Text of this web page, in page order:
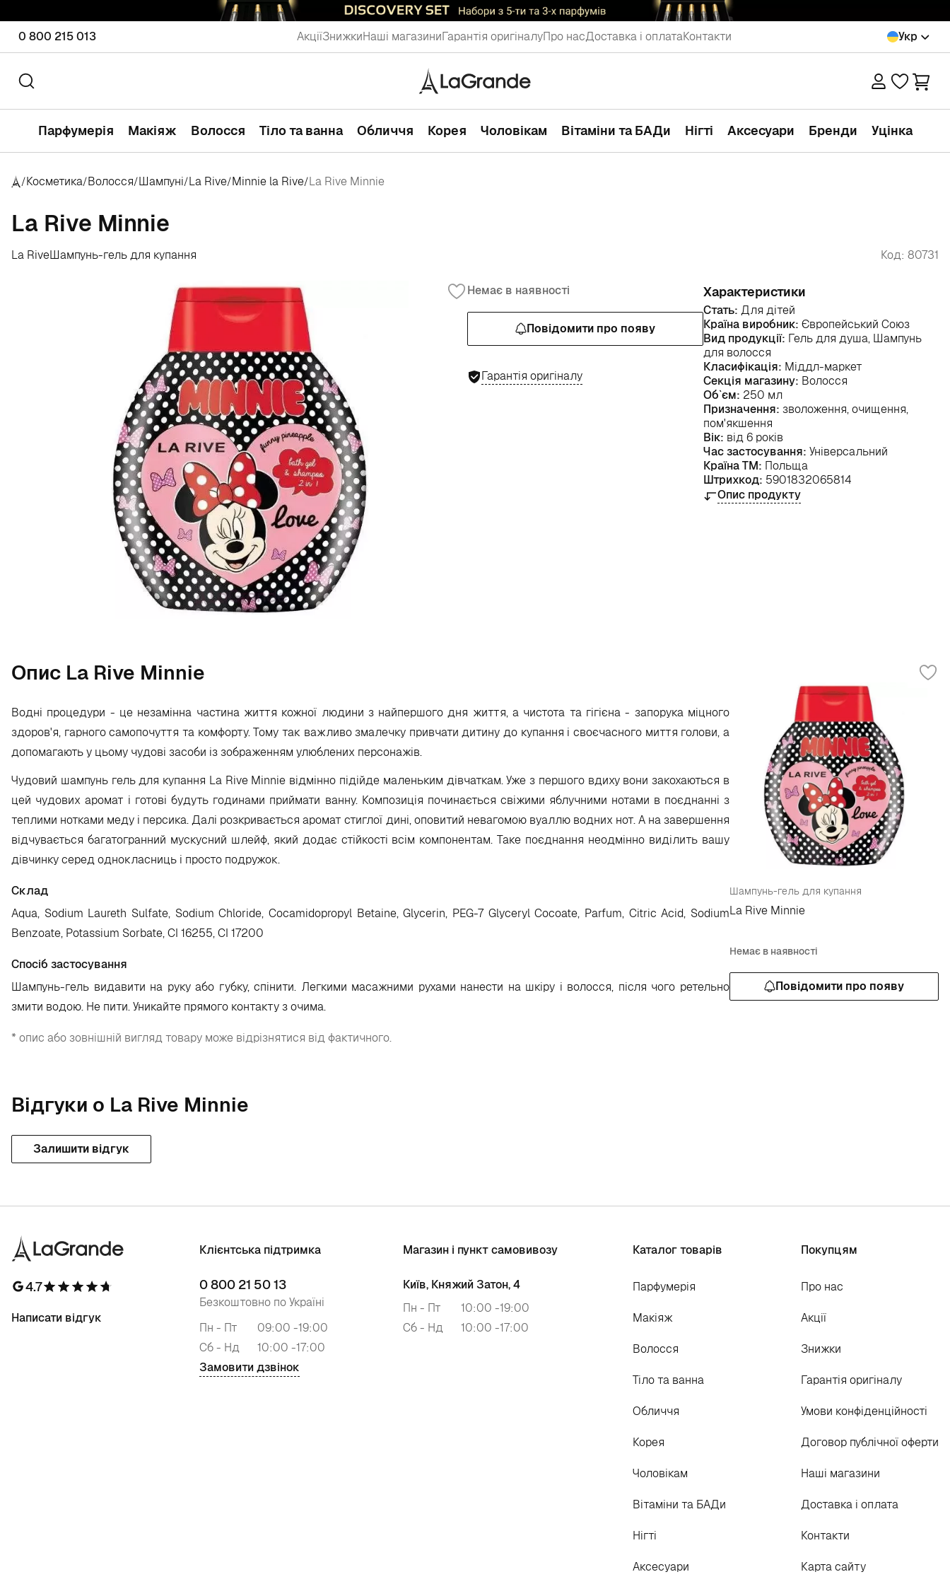
0 800 215 013 АкціїЗнижкиНаші магазиниГарантія оригіналуПро насДоставка і оплатаКонтакти Укр
Парфумерія Макіяж Волосся Тіло та ванна Обличчя Корея Чоловікам Вітаміни та БАДи Нігті Аксесуари Бренди Уцінка
/Косметика/Волосся/Шампуні/La Rive/Minnie la Rive/La Rive Minnie
La Rive Minnie
La RiveШампунь-гель для купання Код: 80731
Немає в наявності
Повідомити про появу
Гарантія оригіналу
Характеристики
Стать: Для дітей
Країна виробник: Європейський Союз
Вид продукції: Гель для душа, Шампунь
для волосся
Класифікація: Міддл-маркет
Секція магазину: Волосся
Об`єм: 250 мл
Призначення: зволоження, очищення,
пом'якшення
Вік: від 6 років
Час застосування: Універсальний
Країна ТМ: Польща
Штрихкод: 5901832065814
Опис продукту
Опис La Rive Minnie
Водні процедури - це незамінна частина життя кожної людини з найпершого дня життя, а чистота та гігієна - запорука міцного
здоров'я, гарного самопочуття та комфорту. Тому так важливо змалечку привчати дитину до купання і своєчасного миття голови, а
допомагають у цьому чудові засоби із зображенням улюблених персонажів.
Чудовий шампунь гель для купання La Rive Minnie відмінно підійде маленьким дівчаткам. Уже з першого вдиху вони закохаються в
цей чудових аромат і готові будуть годинами приймати ванну. Композиція починається свіжими яблучними нотами в поєднанні з
теплими нотками меду і персика. Далі розкривається аромат стиглої дині, оповитий невагомою вуаллю водних нот. А на завершення
відчувається багатогранний мускусний шлейф, який додає стійкості всім компонентам. Таке поєднання неодмінно виділить вашу
дівчинку серед однокласниць і просто подружок.
Склад
Aqua, Sodium Laureth Sulfate, Sodium Chloride, Cocamidopropyl Betaine, Glycerin, PEG-7 Glyceryl Cocoate, Parfum, Citric Acid, Sodium
Benzoate, Potassium Sorbate, CI 16255, CI 17200
Спосіб застосування
Шампунь-гель видавити на руку або губку, спінити. Легкими масажними рухами нанести на шкіру і волосся, після чого ретельно
змити водою. Не пити. Уникайте прямого контакту з очима.
* опис або зовнішній вигляд товару може відрізнятися від фактичного.
Шампунь-гель для купання
La Rive Minnie
Немає в наявності
Повідомити про появу
Відгуки о La Rive Minnie
Залишити відгук
4.7
Написати відгук
Клієнтська підтримка
0 800 21 50 13
Безкоштовно по Україні
Пн - Пт
09:00 -19:00
Сб - Нд
10:00 -17:00
Замовити дзвінок
Магазин і пункт самовивозу
Київ, Княжий Затон, 4
Пн - Пт
10:00 -19:00
Сб - Нд
10:00 -17:00
Каталог товарів
Парфумерія
Макіяж
Волосся
Тіло та ванна
Обличчя
Корея
Чоловікам
Вітаміни та БАДи
Нігті
Аксесуари
Покупцям
Про нас
Акції
Знижки
Гарантія оригіналу
Умови конфіденційності
Договор публічної оферти
Наші магазини
Доставка і оплата
Контакти
Карта сайту